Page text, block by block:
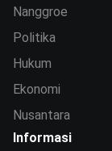
Nanggroe
Politika
Hukum
Ekonomi
Nusantara
Informasi